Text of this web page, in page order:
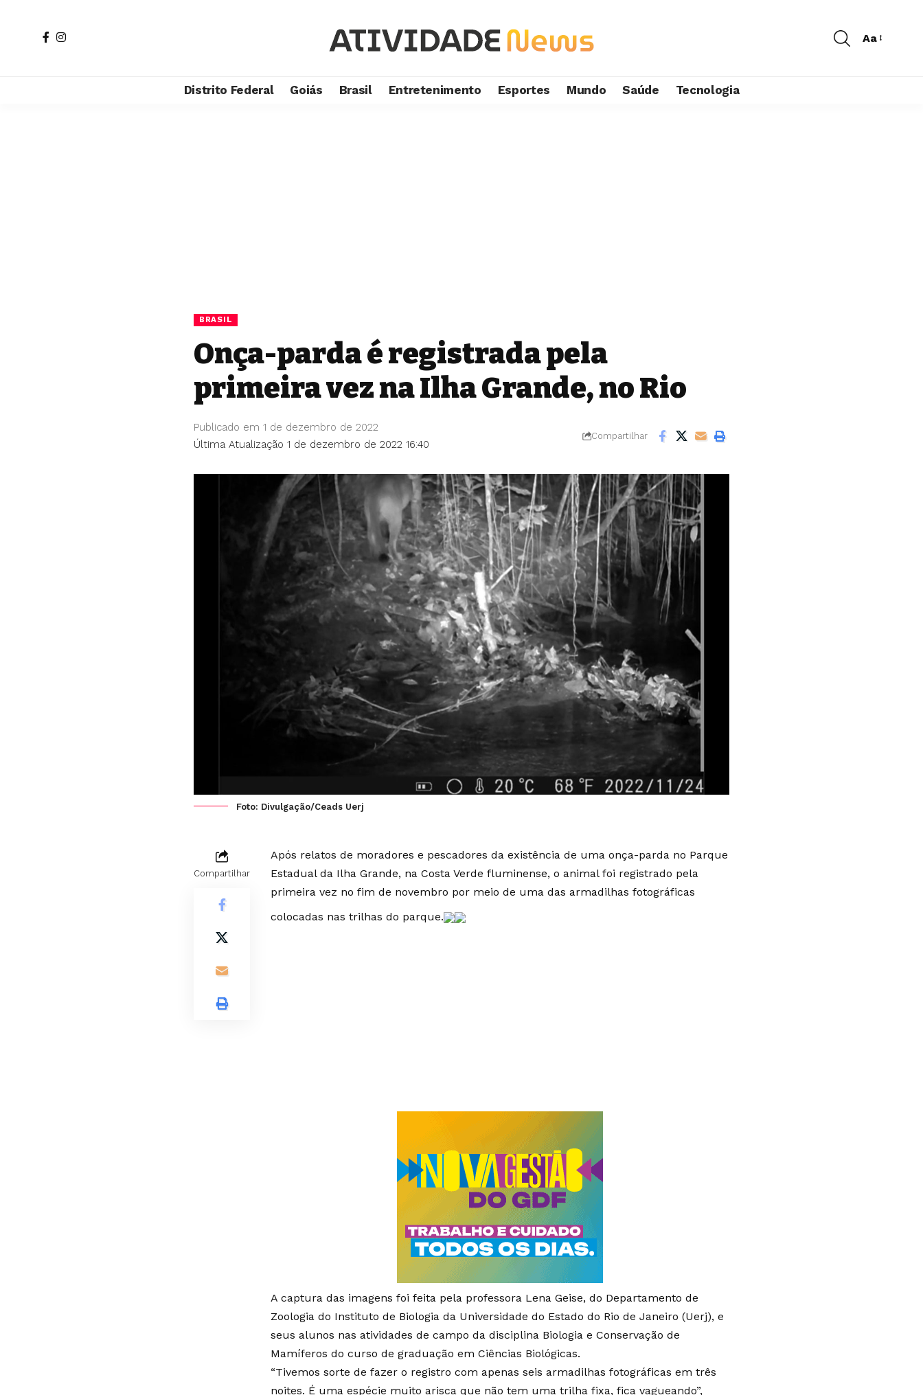
Aa
Distrito Federal Goiás Brasil Entretenimento Esportes Mundo Saúde Tecnologia
BRASIL
Onça-parda é registrada pela
primeira vez na Ilha Grande, no Rio
Última Atualização 1 de dezembro de 2022 16:40
Publicado em 1 de dezembro de 2022
Compartilhar
Foto: Divulgação/Ceads Uerj
Compartilhar
Após relatos de moradores e pescadores da existência de uma onça-parda no Parque
Estadual da Ilha Grande, na Costa Verde fluminense, o animal foi registrado pela
primeira vez no fim de novembro por meio de uma das armadilhas fotográficas
colocadas nas trilhas do parque.
A captura das imagens foi feita pela professora Lena Geise, do Departamento de
Zoologia do Instituto de Biologia da Universidade do Estado do Rio de Janeiro (Uerj), e
seus alunos nas atividades de campo da disciplina Biologia e Conservação de
Mamíferos do curso de graduação em Ciências Biológicas.
“Tivemos sorte de fazer o registro com apenas seis armadilhas fotográficas em três
noites. É uma espécie muito arisca que não tem uma trilha fixa, fica vagueando”,